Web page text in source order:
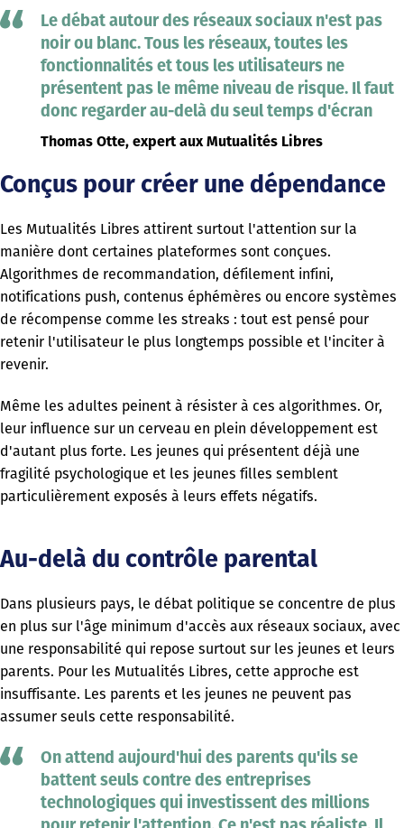
Le débat autour des réseaux sociaux n'est pas
noir ou blanc. Tous les réseaux, toutes les
fonctionnalités et tous les utilisateurs ne
présentent pas le même niveau de risque. Il faut
donc regarder au-delà du seul temps d'écran
Thomas Otte, expert aux Mutualités Libres
Conçus pour créer une dépendance
Les Mutualités Libres attirent surtout l'attention sur la
manière dont certaines plateformes sont conçues.
Algorithmes de recommandation, défilement infini,
notifications push, contenus éphémères ou encore systèmes
de récompense comme les streaks : tout est pensé pour
retenir l'utilisateur le plus longtemps possible et l'inciter à
revenir.
Même les adultes peinent à résister à ces algorithmes. Or,
leur influence sur un cerveau en plein développement est
d'autant plus forte. Les jeunes qui présentent déjà une
fragilité psychologique et les jeunes filles semblent
particulièrement exposés à leurs effets négatifs.
Au-delà du contrôle parental
Dans plusieurs pays, le débat politique se concentre de plus
en plus sur l'âge minimum d'accès aux réseaux sociaux, avec
une responsabilité qui repose surtout sur les jeunes et leurs
parents. Pour les Mutualités Libres, cette approche est
insuffisante. Les parents et les jeunes ne peuvent pas
assumer seuls cette responsabilité.
On attend aujourd'hui des parents qu'ils se
battent seuls contre des entreprises
technologiques qui investissent des millions